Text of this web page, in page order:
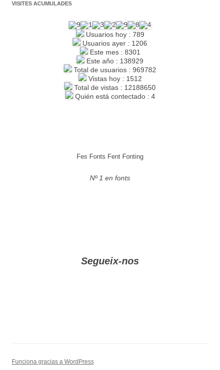
VISITES ACUMULADES
Usuarios hoy : 789
Usuarios ayer : 1206
Este mes : 8301
Este año : 138929
Total de usuarios : 969782
Vistas hoy : 1512
Total de vistas : 12188650
Quién está contectado : 4
Fes Fonts Fent Fonting
Nº 1 en fonts
Segueix-nos
Funciona gracias a WordPress